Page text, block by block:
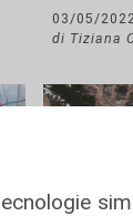
03/05/2022
di Tiziana